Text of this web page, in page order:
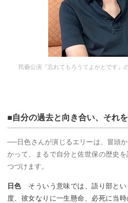
民藝公演『忘れてもろうてよかとです』
■自分の過去と向き合い、それ
──日色さんが演じるエリーは、冒頭
かって、まるで自分と佐世保の歴史
つづけます。
日色そういう意味では、語り部とい
度、彼女なりに一生懸命、必死に当